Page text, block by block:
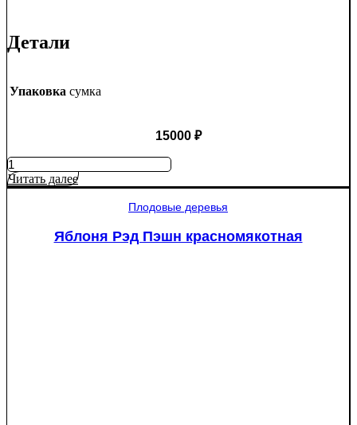
Детали
Упаковка сумка
15000 ₽
Количество
товара
Туя
Читать далее
Плодовые деревья
Яблоня Рэд Пэшн красномякотная